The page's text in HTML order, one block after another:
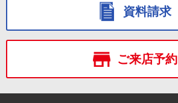
資料請求
ご来店予約